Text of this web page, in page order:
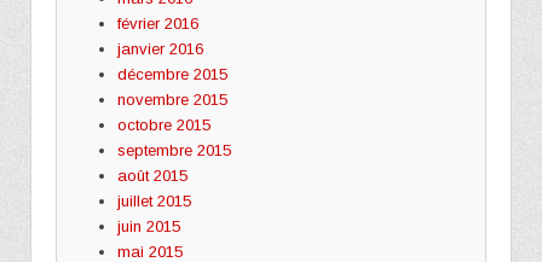
février 2016
janvier 2016
décembre 2015
novembre 2015
octobre 2015
septembre 2015
août 2015
juillet 2015
juin 2015
mai 2015